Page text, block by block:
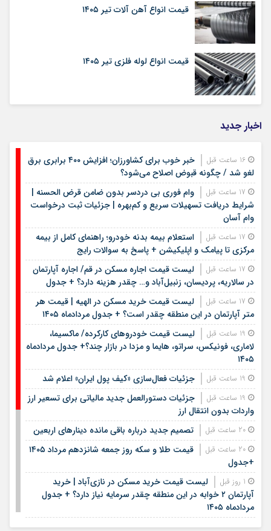
قیمت انواع آهن آلات تیر ۱۴۰۵
قیمت انواع لوله فلزی تیر ۱۴۰۵
اخبار جدید
خبر خوب برای کشاورزان؛ افزایش ۴۰۰ برابری برق
لغو شد / چگونه قبوض اصلاح می‌شود؟
وام فوری بی دردسر بدون ضامن قرض الحسنه |
شرایط دریافت تسهیلات سریع و کم‌بهره | جزئیات ثبت درخواست
وام آسان
استعلام بیمه بدنه خودرو؛ راهنمای کامل از بیمه
مرکزی تا پیامک و اپلیکیشن + پاسخ به سوالات رایج
لیست قیمت اجاره مسکن در قم/ اجاره آپارتمان
در سالاریه، پردیسان، زنبیل‌آباد و… چقدر هزینه دارد؟ + جدول
لیست قیمت خرید مسکن در الهیه | قیمت هر
متر آپارتمان در این منطقه چقدر است؟ + جدول مردادماه ۱۴۰۵
لیست قیمت خودروهای کارکرده/ ماکسیما،
لاماری، فونیکس، سراتو، هایما و مزدا در بازار چند؟+ جدول مردادماه
۱۴۰۵
جزئیات فعال‌سازی «کیف پول ایران» اعلام شد
جزئیات دستورالعمل جدید مالیاتی برای تسعیر ارز
واردات بدون انتقال ارز
تصمیم جدید درباره باقی مانده دینارهای اربعین
قیمت طلا و سکه روز جمعه شانزدهم مرداد ۱۴۰۵
+جدول
لیست قیمت خرید مسکن در نازی‌آباد | خرید
آپارتمان ۲ خوابه در این منطقه چقدر سرمایه نیاز دارد؟ + جدول
مردادماه ۱۴۰۵
1 روز قبل هشتمین عرضه اولیه فرابورس در سال ۱۴۰۵ / جزئیات